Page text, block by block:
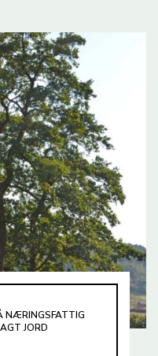
NÆRINGSFATTIG
JORD